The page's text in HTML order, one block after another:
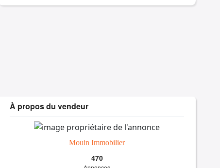
À propos du vendeur
Mouin Immobilier
470